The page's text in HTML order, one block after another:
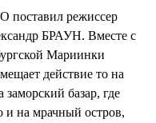
режиссер
БРАУН. Вместе с
Мариинки
действие то на
заморский базар, где
и на мрачный остров,